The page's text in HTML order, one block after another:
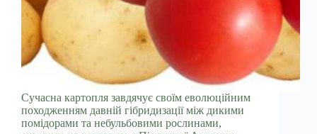
Сучасна картопля завдячує своїм еволюційним
походженням давній гібридизації між дикими
помідорами та небульбовими рослинами,